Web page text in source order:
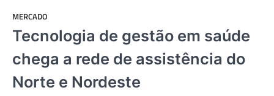
MERCADO
Tecnologia de gestão em saúde
chega a rede de assistência do
Norte e Nordeste